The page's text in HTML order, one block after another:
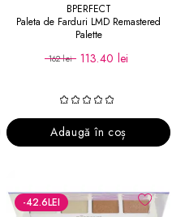
BPERFECT
Paleta de Farduri LMD Remastered
Palette
162 lei 113.40 lei
Adaugă în coș
-42.6LEI